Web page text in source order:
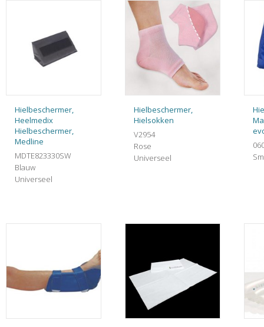
Hielbeschermer,
Heelmedix
Hielbeschermer,
Medline
MDTE823330SW
Blauw
Universeel
Hielbeschermer,
Hielsokken
V2954
Rose
Universeel